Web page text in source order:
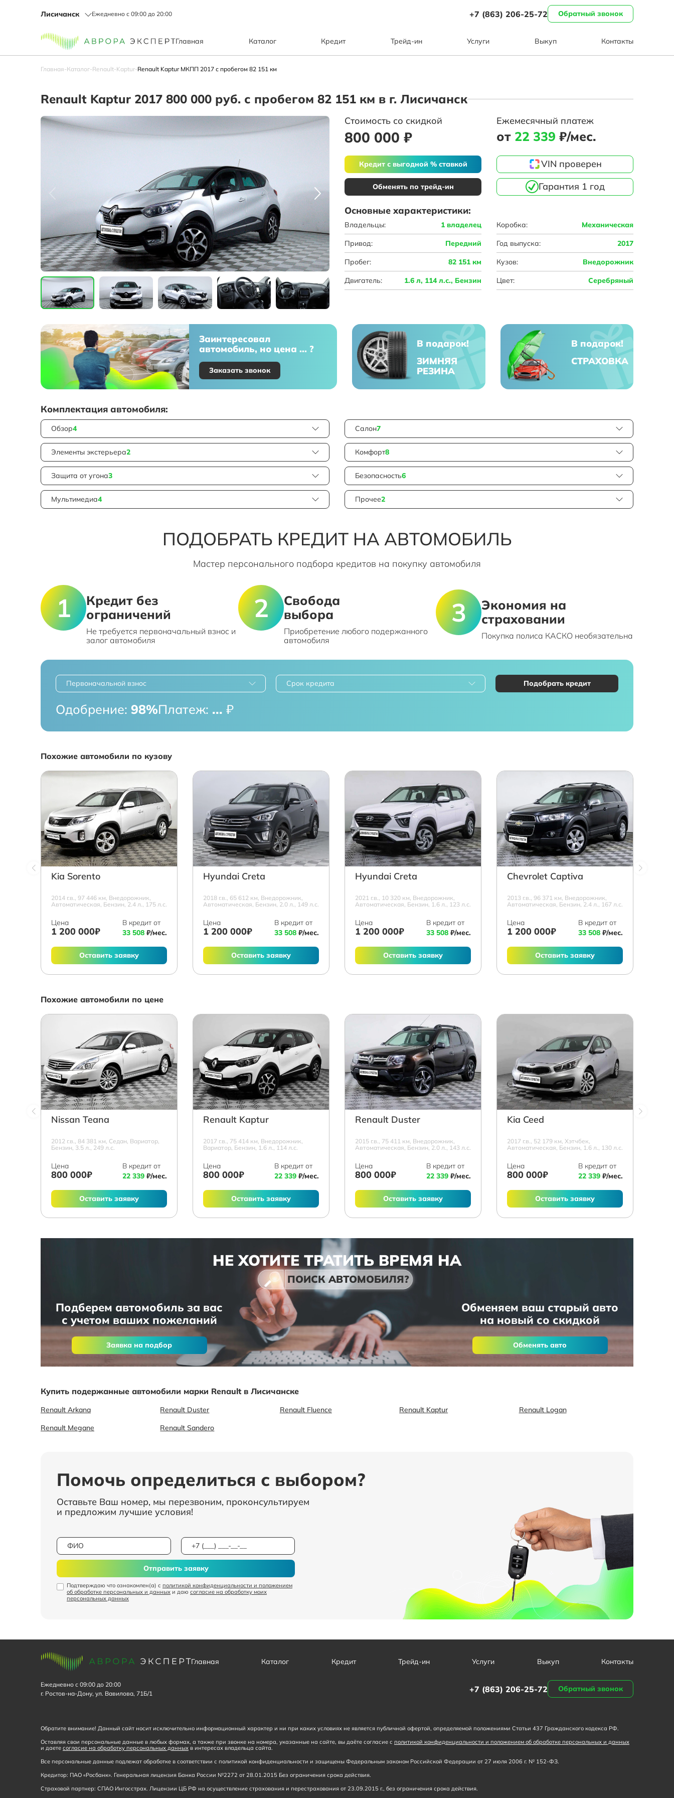
Лисичанск Ежедневно с 09:00 до 20:00 +7 (863) 206-25-72 Обратный звонок
Главная Каталог Кредит Трейд-ин Услуги Выкуп Контакты
Главная-Каталог-Renault-Kaptur-Renault Kaptur МКПП 2017 с пробегом 82 151 км
Renault Kaptur 2017 800 000 руб. с пробегом 82 151 км в г. Лисичанск
Стоимость со скидкой
800 000 ₽
Ежемесячный платеж
от 22 339 ₽/мес.
Кредит с выгодной % ставкой
Обменять по трейд-ин
VIN проверен
Гарантия 1 год
Основные характеристики:
Владельцы: 1 владелец Коробка: Механическая
Привод: Передний Год выпуска: 2017
Пробег: 82 151 км Кузов: Внедорожник
Двигатель: 1.6 л, 114 л.с., Бензин Цвет: Серебряный
Заинтересовал
автомобиль, но цена ... ?
Заказать звонок
В подарок!
ЗИМНЯЯ
РЕЗИНА
В подарок!
СТРАХОВКА
Комплектация автомобиля:
Обзор4
Элементы экстерьера2
Защита от угона3
Мультимедиа4
Салон7
Комфорт8
Безопасность6
Прочее2
ПОДОБРАТЬ КРЕДИТ НА АВТОМОБИЛЬ
Мастер персонального подбора кредитов на покупку автомобиля
Кредит без
ограничений
Не требуется первоначальный взнос и
залог автомобиля
Свобода
выбора
Приобретение любого подержанного
автомобиля
Экономия на
страховании
Покупка полиса КАСКО необязательна
Первоначальной взнос Срок кредита Подобрать кредит
Одобрение: 98%Платеж: ... ₽
Похожие автомобили по кузову
Kia Sorento
2014 г.в., 97 446 км, Внедорожник,
Автоматическая, Бензин, 2.4 л., 175 л.с.
Цена
1 200 000₽
В кредит от
33 508 ₽/мес.
Оставить заявку
Hyundai Creta
2018 г.в., 65 612 км, Внедорожник,
Автоматическая, Бензин, 2.0 л., 149 л.с.
Цена
1 200 000₽
В кредит от
33 508 ₽/мес.
Оставить заявку
Hyundai Creta
2021 г.в., 10 320 км, Внедорожник,
Автоматическая, Бензин, 1.6 л., 123 л.с.
Цена
1 200 000₽
В кредит от
33 508 ₽/мес.
Оставить заявку
Chevrolet Captiva
2013 г.в., 96 371 км, Внедорожник,
Автоматическая, Бензин, 2.4 л., 167 л.с.
Цена
1 200 000₽
В кредит от
33 508 ₽/мес.
Оставить заявку
Похожие автомобили по цене
Nissan Teana
2012 г.в., 84 381 км, Седан, Вариатор,
Бензин, 3.5 л., 249 л.с.
Цена
800 000₽
В кредит от
22 339 ₽/мес.
Оставить заявку
Renault Kaptur
2017 г.в., 75 414 км, Внедорожник,
Вариатор, Бензин, 1.6 л., 114 л.с.
Цена
800 000₽
В кредит от
22 339 ₽/мес.
Оставить заявку
Renault Duster
2015 г.в., 75 411 км, Внедорожник,
Автоматическая, Бензин, 2.0 л., 143 л.с.
Цена
800 000₽
В кредит от
22 339 ₽/мес.
Оставить заявку
Kia Ceed
2017 г.в., 52 179 км, Хэтчбек,
Автоматическая, Бензин, 1.6 л., 130 л.с.
Цена
800 000₽
В кредит от
22 339 ₽/мес.
Оставить заявку
НЕ ХОТИТЕ ТРАТИТЬ ВРЕМЯ НА
ПОИСК АВТОМОБИЛЯ?
Подберем автомобиль за вас
с учетом ваших пожеланий
Заявка на подбор
Обменяем ваш старый авто
на новый со скидкой
Обменять авто
Купить подержанные автомобили марки Renault в Лисичанске
Renault Arkana Renault Duster Renault Fluence Renault Kaptur
Renault Logan
Renault Megane
Renault Sandero
Помочь определиться с выбором?
Оставьте Ваш номер, мы перезвоним, проконсультируем
и предложим лучшие условия!
Подтверждаю что ознакомлен(а) с политикой конфиденциальности и положением
об обработке персональных и данных и даю согласие на обработку моих
персональных данных
Отправить заявку
Главная Каталог Кредит Трейд-ин Услуги Выкуп Контакты
Ежедневно с 09:00 до 20:00
г. Ростов-на-Дону, ул. Вавилова, 71Б/1
+7 (863) 206-25-72 Обратный звонок
Обратите внимание! Данный сайт носит исключительно информационный характер и ни при каких условиях не является публичной офертой, определяемой положениями Статьи 437 Гражданского кодекса РФ.
Оставляя свои персональные данные в любых формах, а также при звонке на номера, указанные на сайте, вы даёте согласие с политикой конфиденциальности и положением об обработке персональных и данных
и даете согласие на обработку персональных данных в интересах владельца сайта.
Все персональные данные подлежат обработке в соответствии с политикой конфиденциальности и защищены Федеральным законом Российской Федерации от 27 июля 2006 г. № 152-ФЗ.
Кредитор: ПАО «Росбанк». Генеральная лицензия Банка России №2272 от 28.01.2015 Без ограничения срока действия.
Страховой партнер: СПАО Ингосстрах. Лицензии ЦБ РФ на осуществление страхования и перестрахования от 23.09.2015 г., без ограничения срока действия.